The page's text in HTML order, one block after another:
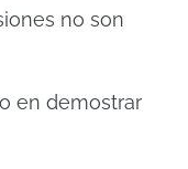
no son
en demostrar